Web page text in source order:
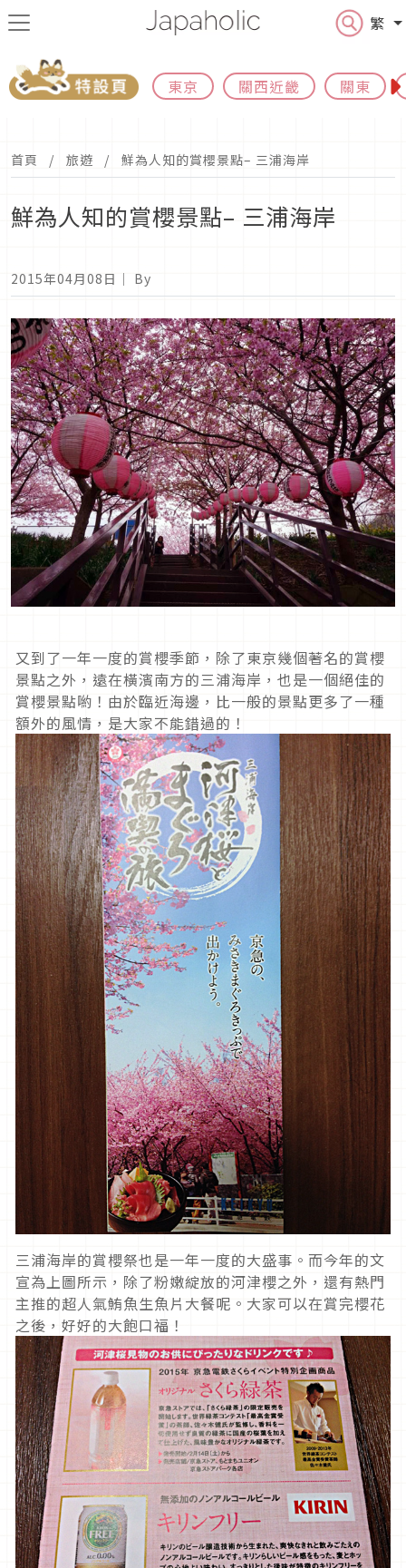
繁
東京 關西近畿 關東
首頁 旅遊 鮮為人知的賞櫻景點– 三浦海岸
鮮為人知的賞櫻景點– 三浦海岸
2015年04月08日 ｜ By
又到了一年一度的賞櫻季節，除了東京幾個著名的賞櫻
景點之外，遠在橫濱南方的三浦海岸，也是一個絕佳的
賞櫻景點喲！由於臨近海邊，比一般的景點更多了一種
額外的風情，是大家不能錯過的！
三浦海岸的賞櫻祭也是一年一度的大盛事。而今年的文
宣為上圖所示，除了粉嫩綻放的河津櫻之外，還有熱門
主推的超人氣鮪魚生魚片大餐呢。大家可以在賞完櫻花
之後，好好的大飽口福！